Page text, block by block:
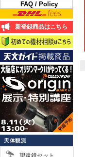
FAQ / Policy
新登録商品はこちら
天体観測
望遠鏡セット